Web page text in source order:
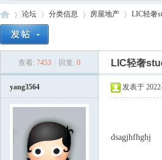
论坛
›
分类信息
›
房屋地产
›
LIC轻奢
查看: 7453 回复: 0 LIC轻奢
yang3564 发表于
dsagjhfhghj